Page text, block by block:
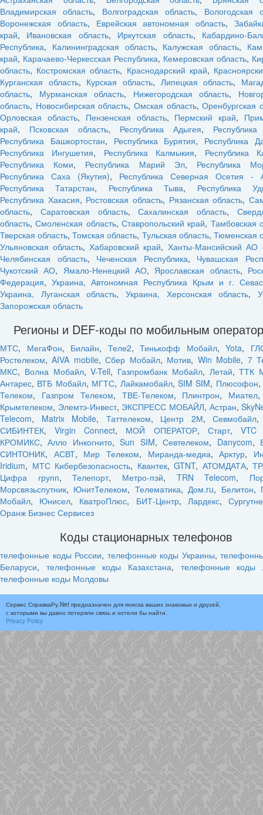
Владимирская область, Волгоградская область, Вологодская
Воронежская область, Еврейская автономная область,
край, Ивановская область, Иркутская область, Кабардино-
Республика, Калининградская область, Калужская область,
край, Карачаево-Черкесская Республика, Кемеровская область,
область, Костромская область, Краснодарский край,
Курганская область, Курская область, Липецкая область,
область, Мурманская область, Нижегородская область,
область, Новосибирская область,Омская область,Оренбургская
Орловская область, Пензенская область, Пермский край,
край, Псковская область, Республика Адыгея,
Республика Башкортостан, Республика Бурятия, Республика
Республика Ингушетия, Республика Калмыкия, Республика
Республика Коми, Республика Марий Эл, Республика
Республика Саха (Якутия), Республика Северная Осетия -
Республика Татарстан, Республика Тыва, Республика
Республика Хакасия, Ростовская область, Рязанская область,
область, Саратовская область,Сахалинская область,
область,Смоленская область,Ставропольский край, Тамбовская
Тверская область,Томская область, Тульская область, Тюменская
Ульяновская область,Хабаровский край, Ханты-Мансийский
Челябинская область, Чеченская Республика, Чувашская
Чукотский АО, Ямало-Ненецкий АО, Ярославская область,
Федерация, Украина, Автономная Республика Крым и г.
Украина, Луганская область,Украина, Херсонская область,
Запорожская область
Регионы и DEF-коды по мобильным
МТС, МегаФон, Билайн, Теле2,Тинькофф Мобайл,Yota,
Ростелеком,AIVA mobile,Сбер Мобайл, Мотив, Win Mobile, 7
МКС, Волна Мобайл,V-Tell, Газпромбанк Мобайл, Летай,ТТК
Антарес, ВТБ Мобайл, МГТС, Лайкамобайл, SIM SIM, Плюсофон,
Телеком, Газпром Телеком, ТВЕ-Телеком, Плинтрон, Миател
Крымтелеком, Элемтэ-Инвест, ЭКСПРЕСС МОБАЙЛ, Астран,
Telecom, Matrix Mobile, Таттелеком, Центр 2М,Севмобайл
СИБИНТЕК,Virgin Connect, МОЙ ОПЕРАТОР, Старт, VTC
КРОМИКС,Алло Инкогнито,Sun SIM,Севтелеком, Danycom,
СИНТОНИК, АСВТ, Мир Телеком, Миранда-медиа,Арктур,
Iridium, МТС Кибербезопасность, Квантек, GTNT, АТОМДАТА,
Цифра групп,Телепорт, Метро-пэй, TRN Telecom,
Морсвязьспутник, ЮнитТелеком, Телематика,Дом.ru, Белитон,
Мобайл, Юнисел, КватроПлюс, БИТ-Центр, Лардекс,
Оранж Бизнес Сервисез
Коды стационарных телефонов
телефонные коды России, телефонные коды Украины,
Беларуси, телефонные коды Казахстана, телефонные коды
телефонные коды Молдовы
Сервис СправкаРу.Net предназначен для поиска ваших знакомых и друзей,
с которыми вы давно потеряли связь и хотели бы найти.
Privacy Policy